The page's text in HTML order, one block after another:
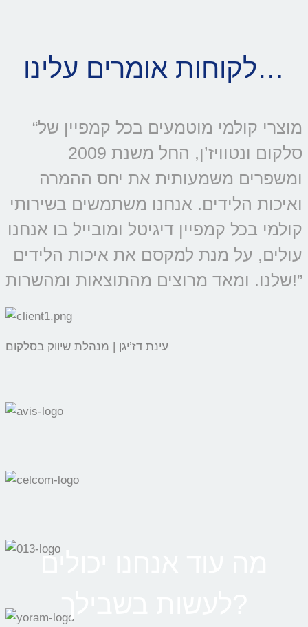
לקוחות אומרים עלינו…
“מוצרי קולמי מוטמעים בכל קמפיין של
סלקום ונטוויז’ן, החל משנת 2009
ומשפרים משמעותית את יחס ההמרה
ואיכות הלידים. אנחנו משתמשים בשירותי
קולמי בכל קמפיין דיגיטל ומובייל בו אנחנו
עולים, על מנת למקסם את איכות הלידים
שלנו. ומאד מרוצים מהתוצאות ומהשרות!”
עינת דז’יגן | מנהלת שיווק בסלקום
מה עוד אנחנו יכולים